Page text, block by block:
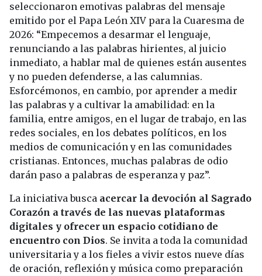
seleccionaron emotivas palabras del mensaje
emitido por el Papa León XIV para la Cuaresma de
2026: “Empecemos a desarmar el lenguaje,
renunciando a las palabras hirientes, al juicio
inmediato, a hablar mal de quienes están ausentes
y no pueden defenderse, a las calumnias.
Esforcémonos, en cambio, por aprender a medir
las palabras y a cultivar la amabilidad: en la
familia, entre amigos, en el lugar de trabajo, en las
redes sociales, en los debates políticos, en los
medios de comunicación y en las comunidades
cristianas. Entonces, muchas palabras de odio
darán paso a palabras de esperanza y paz”.
La iniciativa busca acercar la devoción al Sagrado
Corazón a través de las nuevas plataformas
digitales y ofrecer un espacio cotidiano de
encuentro con Dios. Se invita a toda la comunidad
universitaria y a los fieles a vivir estos nueve días
de oración, reflexión y música como preparación